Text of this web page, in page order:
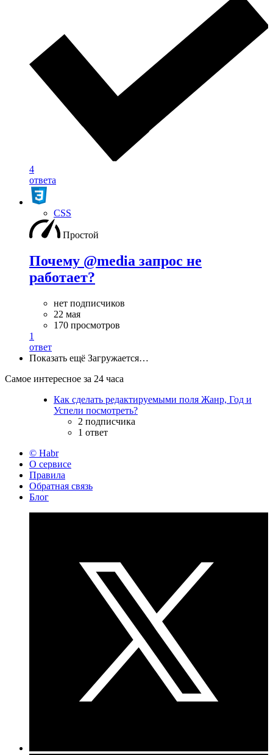
4
ответа
CSS
Простой
Почему @media запрос не
работает?
нет подписчиков
22 мая
170 просмотров
1
ответ
Показать ещё Загружается…
Самое интересное за 24 часа
Как сделать редактируемыми поля Жанр, Год и
Успели посмотреть?
2 подписчика
1 ответ
© Habr
О сервисе
Правила
Обратная связь
Блог